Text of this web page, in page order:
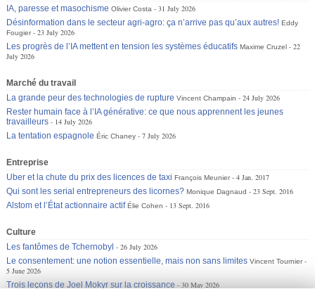
IA, paresse et masochisme Olivier Costa
31 July 2026
Désinformation dans le secteur agri-agro: ça n’arrive pas qu’aux autres! Eddy
Fougier
23 July 2026
Les progrès de l’IA mettent en tension les systèmes éducatifs Maxime Cruzel
22
July 2026
Marché du travail
La grande peur des technologies de rupture Vincent Champain
24 July 2026
Rester humain face à l’IA générative: ce que nous apprennent les jeunes
travailleurs
14 July 2026
La tentation espagnole Éric Chaney 7 July 2026
Entreprise
Uber et la chute du prix des licences de taxi François Meunier
4 Jan. 2017
Qui sont les serial entrepreneurs des licornes? Monique Dagnaud
23 Sept. 2016
Alstom et l’État actionnaire actif Élie Cohen 13 Sept. 2016
Culture
Les fantômes de Tchernobyl
26 July 2026
Le consentement: une notion essentielle, mais non sans limites Vincent Tournier
5 June 2026
Trois leçons de Joel Mokyr sur la croissance
30 May 2026